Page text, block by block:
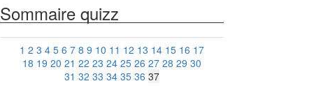
Sommaire quizz
1 2 3 4 5 6 7 8 9 10 11 12 13 14 15 16 17
18 19 20 21 22 23 24 25 26 27 28 29 30
31 32 33 34 35 36 37